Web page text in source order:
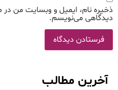
ذخیره نام، ایمیل و وبسایت من در
دیدگاهی می‌نویسم.
آخرین مطالب